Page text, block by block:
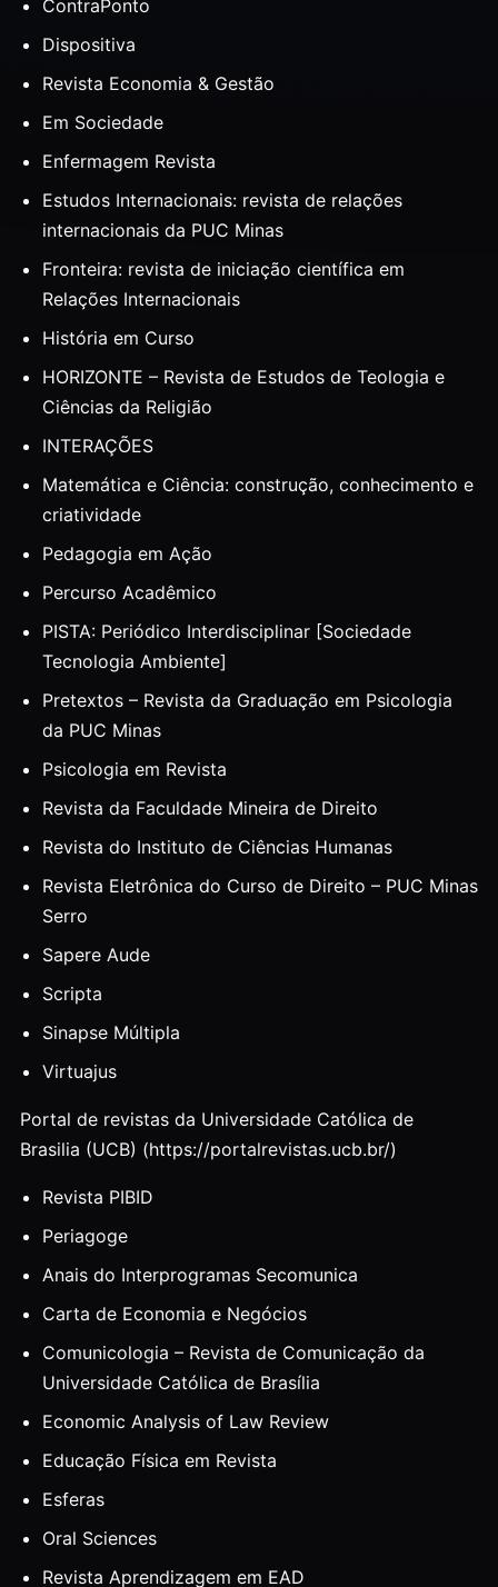
ContraPonto
Dispositiva
Revista Economia & Gestão
Em Sociedade
Enfermagem Revista
Estudos Internacionais: revista de relações
internacionais da PUC Minas
Fronteira: revista de iniciação científica em
Relações Internacionais
História em Curso
HORIZONTE – Revista de Estudos de Teologia e
Ciências da Religião
INTERAÇÕES
Matemática e Ciência: construção, conhecimento e
criatividade
Pedagogia em Ação
Percurso Acadêmico
PISTA: Periódico Interdisciplinar [Sociedade
Tecnologia Ambiente]
Pretextos – Revista da Graduação em Psicologia
da PUC Minas
Psicologia em Revista
Revista da Faculdade Mineira de Direito
Revista do Instituto de Ciências Humanas
Revista Eletrônica do Curso de Direito – PUC Minas
Serro
Sapere Aude
Scripta
Sinapse Múltipla
Virtuajus
Portal de revistas da Universidade Católica de
Brasilia (UCB) (https://portalrevistas.ucb.br/)
Revista PIBID
Periagoge
Anais do Interprogramas Secomunica
Carta de Economia e Negócios
Comunicologia – Revista de Comunicação da
Universidade Católica de Brasília
Economic Analysis of Law Review
Educação Física em Revista
Esferas
Oral Sciences
Revista Aprendizagem em EAD